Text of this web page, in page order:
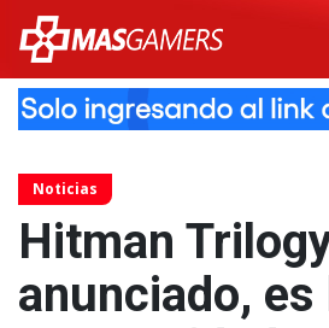
Noticias
Hitman
anunciado, es